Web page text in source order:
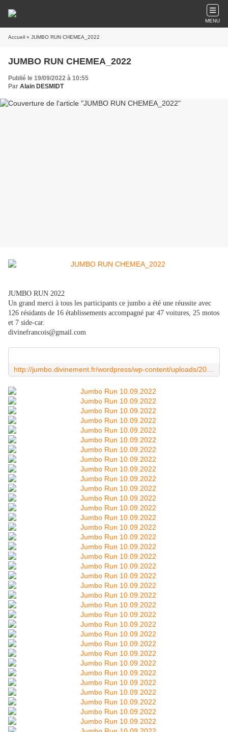
MENU
Accueil » JUMBO RUN CHEMEA_2022
JUMBO RUN CHEMEA_2022
Publié le 19/09/2022 à 10:55
Par Alain DESMIDT
JUMBO RUN 2022
Un grand merci à tous les participants ce jumbo a été une réussite avec
126 résidants de 16 établissements accompagné par 47 voitures, 25 motos
et 7 side-car.
divinefrancois@gmail.com